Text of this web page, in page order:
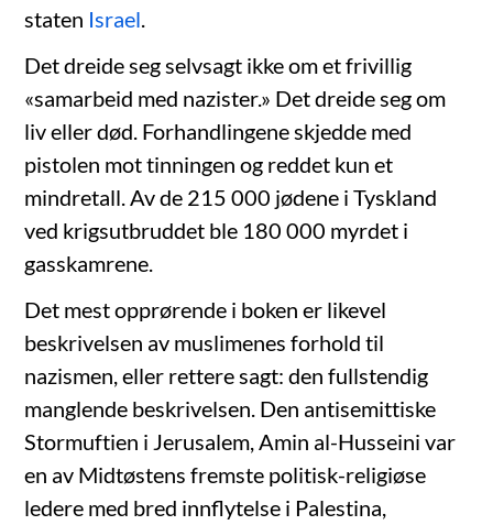
staten Israel.
Det dreide seg selvsagt ikke om et frivillig
«samarbeid med nazister.» Det dreide seg om
liv eller død. Forhandlingene skjedde med
pistolen mot tinningen og reddet kun et
mindretall. Av de 215 000 jødene i Tyskland
ved krigsutbruddet ble 180 000 myrdet i
gasskamrene.
Det mest opprørende i boken er likevel
beskrivelsen av muslimenes forhold til
nazismen, eller rettere sagt: den fullstendig
manglende beskrivelsen. Den antisemittiske
Stormuftien i Jerusalem, Amin al-Husseini var
en av Midtøstens fremste politisk-religiøse
ledere med bred innflytelse i Palestina,